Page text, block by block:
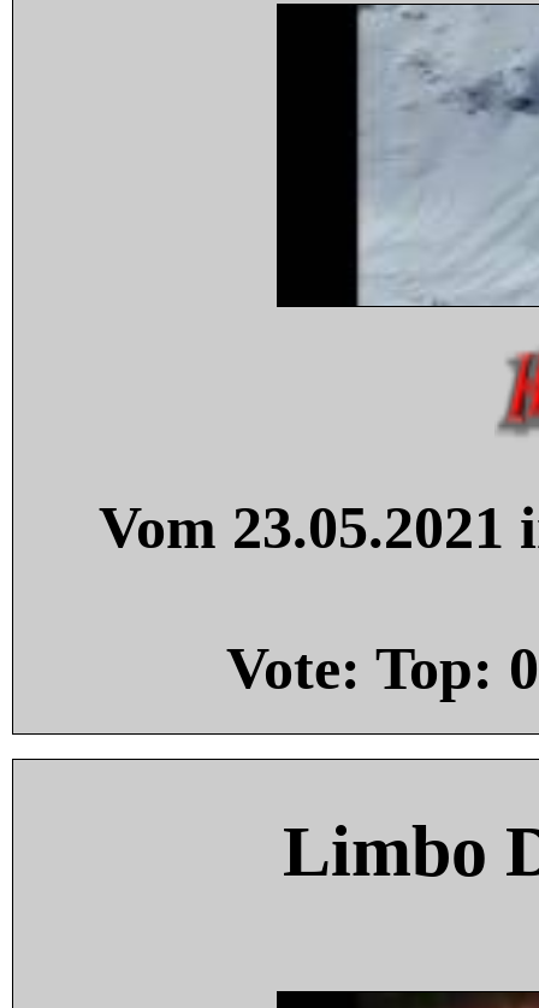
Vom
Vote: Top: 0
Limbo